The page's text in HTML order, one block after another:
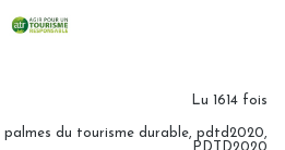
Lu 1614 fois
palmes du tourisme durable, pdtd2020,